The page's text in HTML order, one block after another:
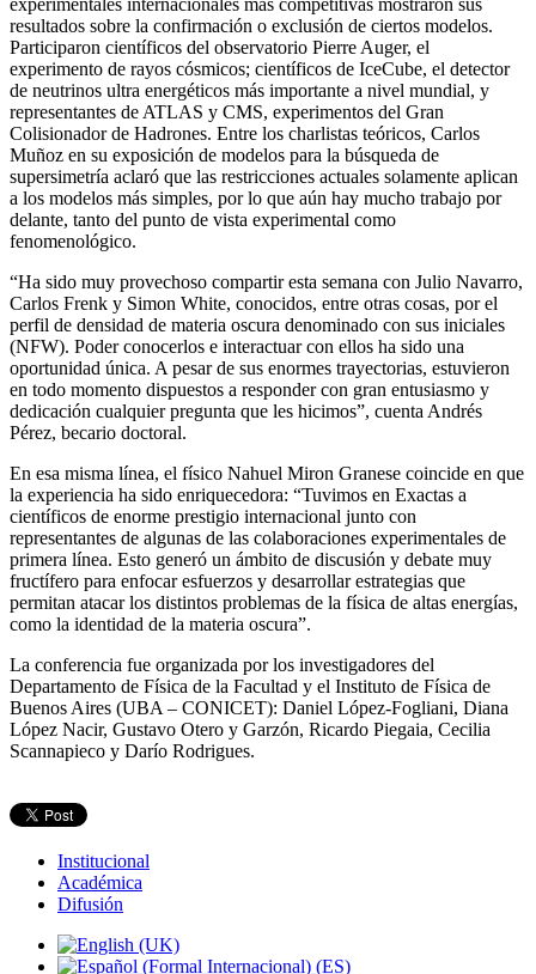
resultados sobre la confirmación o exclusión de ciertos modelos.
Participaron científicos del observatorio Pierre Auger, el
experimento de rayos cósmicos; científicos de IceCube, el detector
de neutrinos ultra energéticos más importante a nivel mundial, y
representantes de ATLAS y CMS, experimentos del Gran
Colisionador de Hadrones. Entre los charlistas teóricos, Carlos
Muñoz en su exposición de modelos para la búsqueda de
supersimetría aclaró que las restricciones actuales solamente aplican
a los modelos más simples, por lo que aún hay mucho trabajo por
delante, tanto del punto de vista experimental como
fenomenológico.
“Ha sido muy provechoso compartir esta semana con Julio Navarro,
Carlos Frenk y Simon White, conocidos, entre otras cosas, por el
perfil de densidad de materia oscura denominado con sus iniciales
(NFW). Poder conocerlos e interactuar con ellos ha sido una
oportunidad única. A pesar de sus enormes trayectorias, estuvieron
en todo momento dispuestos a responder con gran entusiasmo y
dedicación cualquier pregunta que les hicimos”, cuenta Andrés
Pérez, becario doctoral.
En esa misma línea, el físico Nahuel Miron Granese coincide en que
la experiencia ha sido enriquecedora: “Tuvimos en Exactas a
científicos de enorme prestigio internacional junto con
representantes de algunas de las colaboraciones experimentales de
primera línea. Esto generó un ámbito de discusión y debate muy
fructífero para enfocar esfuerzos y desarrollar estrategias que
permitan atacar los distintos problemas de la física de altas energías,
como la identidad de la materia oscura”.
La conferencia fue organizada por los investigadores del
Departamento de Física de la Facultad y el Instituto de Física de
Buenos Aires (UBA – CONICET): Daniel López-Fogliani, Diana
López Nacir, Gustavo Otero y Garzón, Ricardo Piegaia, Cecilia
Scannapieco y Darío Rodrigues.
Institucional
Académica
Difusión